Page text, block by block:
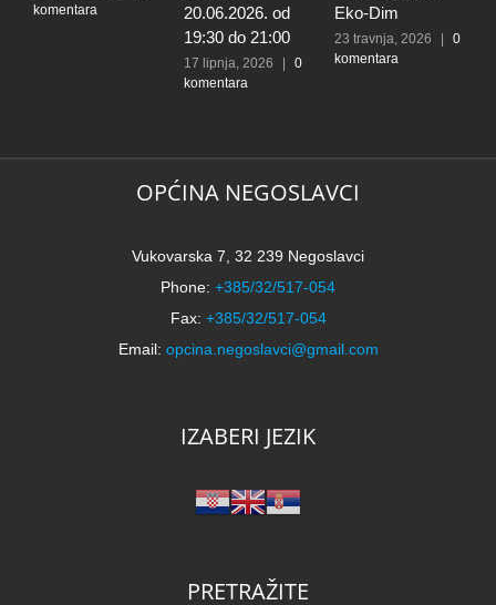
komentara
20.06.2026. od
19:30 do 21:00
17 lipnja, 2026
0
komentara
Eko-Dim
23 travnja, 2026
0
komentara
OPĆINA NEGOSLAVCI
Vukovarska 7, 32 239 Negoslavci
Phone: +385/32/517-054
Fax: +385/32/517-054
Email: opcina.negoslavci@gmail.com
IZABERI JEZIK
PRETRAŽITE